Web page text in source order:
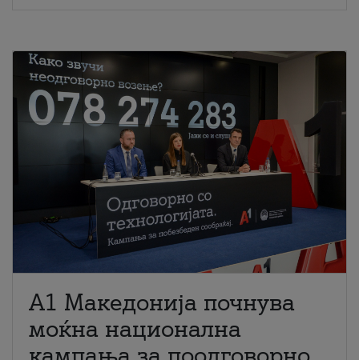
A1 Македонија почнува
моќна национална